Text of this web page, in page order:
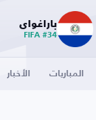
باراغواي
FIFA #34
المباريات الأخبار